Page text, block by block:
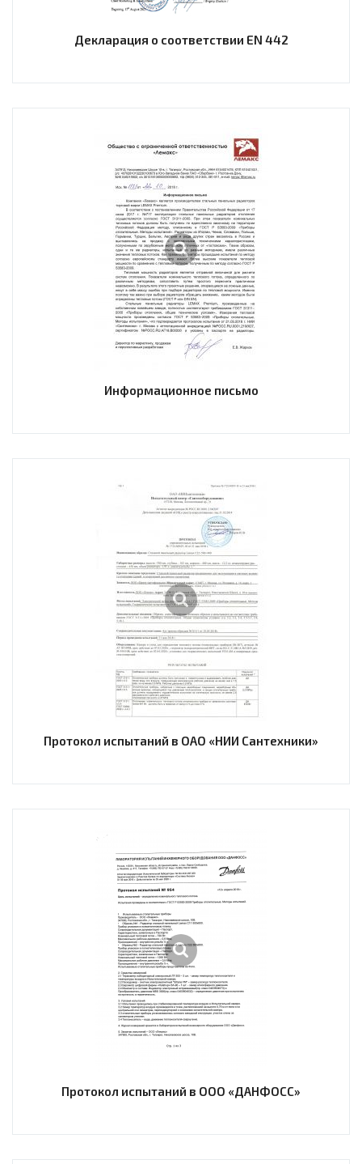
Декларация о соответствии EN 442
Информационное письмо
Протокол испытаний в ОАО «НИИ Сантехники»
Протокол испытаний в ООО «ДАНФОСС»